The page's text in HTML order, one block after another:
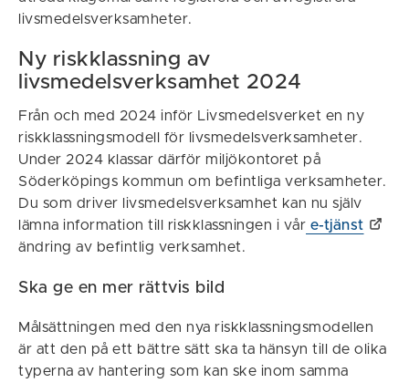
livsmedelsverksamheter.
Ny riskklassning av
livsmedelsverksamhet 2024
Från och med 2024 inför Livsmedelsverket en ny
riskklassningsmodell för livsmedelsverksamheter.
Under 2024 klassar därför miljökontoret på
Söderköpings kommun om befintliga verksamheter.
Du som driver livsmedelsverksamhet kan nu själv
lämna information till riskklassningen i vår e-tjänst
ändring av befintlig verksamhet.
Ska ge en mer rättvis bild
Målsättningen med den nya riskklassningsmodellen
är att den på ett bättre sätt ska ta hänsyn till de olika
typerna av hantering som kan ske inom samma